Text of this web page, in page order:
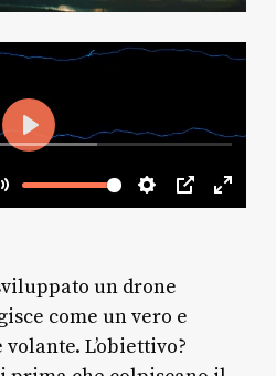
un drone
come un vero e
L’obiettivo?